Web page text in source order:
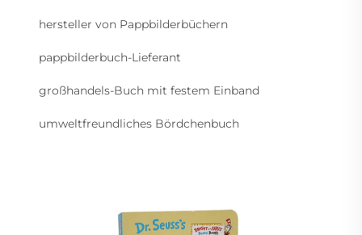
hersteller von Pappbilderbüchern
pappbilderbuch-Lieferant
großhandels-Buch mit festem Einband
umweltfreundliches Bördchenbuch